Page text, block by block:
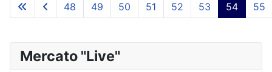
48 49 50 51 52 53 54 55
Mercato "Live"